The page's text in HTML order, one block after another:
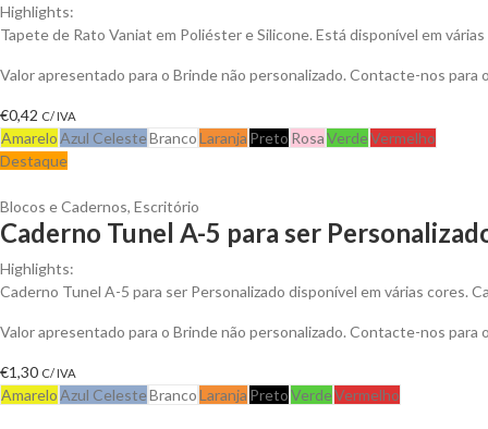
Highlights:
Tapete de Rato Vaniat em Poliéster e Silicone. Está disponível em
Valor apresentado para o Brinde não personalizado. Contacte-nos
€0,42 C/ IVA
AmareloAzul CelesteBrancoLaranja Preto RosaVerdeVermelho
Destaque
Blocos e Cadernos, Escritório
Caderno Tunel A-5 para ser
Highlights:
Caderno Tunel A-5 para ser Personalizado disponível em várias cores.
Valor apresentado para o Brinde não personalizado. Contacte-nos
€1,30 C/ IVA
AmareloAzul CelesteBrancoLaranja PretoVerdeVermelho